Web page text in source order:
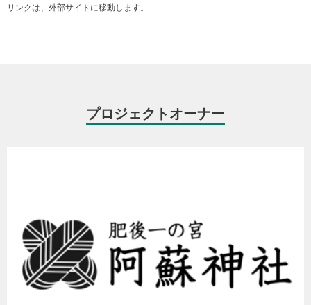
リンクは、外部サイトに移動します。
プロジェクトオーナー